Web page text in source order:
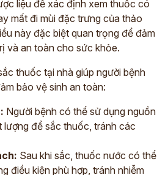
liệu để xác định xem thuốc có
mất đi mùi đặc trưng của thảo
này đặc biệt quan trọng để đảm
và an toàn cho sức khỏe.
thuốc tại nhà giúp người bệnh
bảo vệ sinh an toàn:
Người bệnh có thể sử dụng nguồn
để sắc thuốc, tránh các
Sau khi sắc, thuốc nước có thể
điều kiện phù hợp, tránh nhiễm